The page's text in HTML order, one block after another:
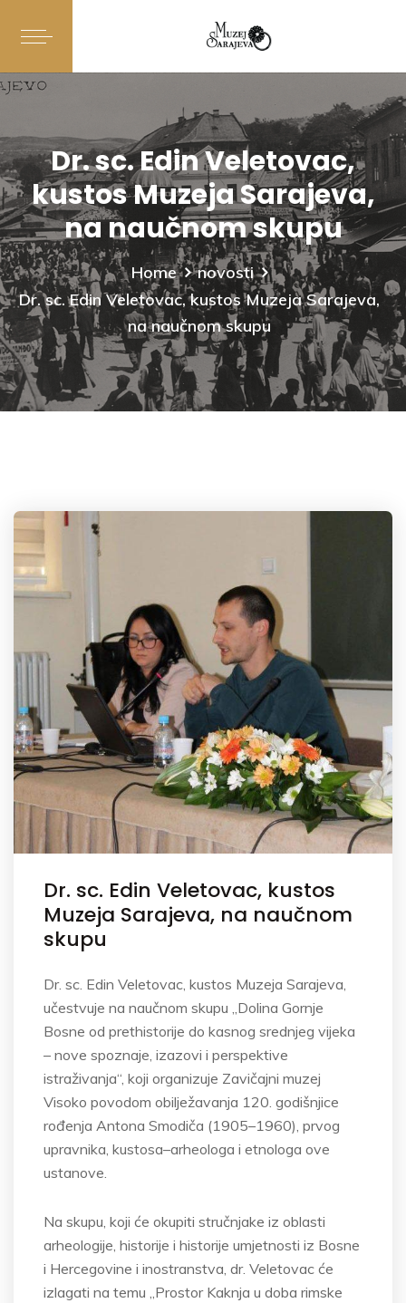
Dr. sc. Edin Veletovac,
kustos Muzeja Sarajeva,
na naučnom skupu
Home
novosti
Dr. sc. Edin Veletovac, kustos Muzeja Sarajeva,
na naučnom skupu
Dr. sc. Edin Veletovac, kustos
Muzeja Sarajeva, na naučnom
skupu
Dr. sc. Edin Veletovac, kustos Muzeja Sarajeva,
učestvuje na naučnom skupu „Dolina Gornje
Bosne od prethistorije do kasnog srednjeg vijeka
– nove spoznaje, izazovi i perspektive
istraživanja“, koji organizuje Zavičajni muzej
Visoko povodom obilježavanja 120. godišnjice
rođenja Antona Smodiča (1905–1960), prvog
upravnika, kustosa–arheologa i etnologa ove
ustanove.
Na skupu, koji će okupiti stručnjake iz oblasti
arheologije, historije i historije umjetnosti iz Bosne
i Hercegovine i inostranstva, dr. Veletovac će
izlagati na temu „Prostor Kaknja u doba rimske